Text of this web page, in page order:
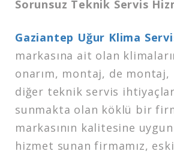
Sorunsuz Teknik Servis
Gaziantep Uğur Klima
markasına ait olan
onarım, montaj, de
diğer teknik servis
sunmakta olan köklü bir
markasının kalitesine
hizmet sunan firmamız,